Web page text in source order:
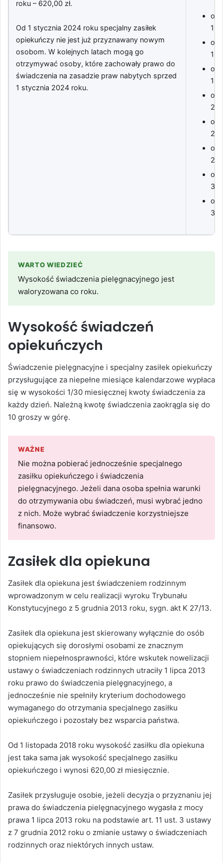
roku – 620,00 zł.
Od 1 stycznia 2024 roku specjalny zasiłek
opiekuńczy nie jest już przyznawany nowym
osobom. W kolejnych latach mogą go
otrzymywać osoby, które zachowały prawo do
świadczenia na zasadzie praw nabytych sprzed
1 stycznia 2024 roku.
od
od
od
od
od
od
od
od
WARTO WIEDZIEĆ
Wysokość świadczenia pielęgnacyjnego jest
waloryzowana co roku.
Wysokość świadczeń
opiekuńczych
Świadczenie pielęgnacyjne i specjalny zasiłek opiekuńczy
przysługujące za niepełne miesiące kalendarzowe wypłaca
się w wysokości 1/30 miesięcznej kwoty świadczenia za
każdy dzień. Należną kwotę świadczenia zaokrągla się do
10 groszy w górę.
WAŻNE
Nie można pobierać jednocześnie specjalnego
zasiłku opiekuńczego i świadczenia
pielęgnacyjnego. Jeżeli dana osoba spełnia warunki
do otrzymywania obu świadczeń, musi wybrać jedno
z nich. Może wybrać świadczenie korzystniejsze
finansowo.
Zasiłek dla opiekuna
Zasiłek dla opiekuna jest świadczeniem rodzinnym
wprowadzonym w celu realizacji wyroku Trybunału
Konstytucyjnego z 5 grudnia 2013 roku, sygn. akt K 27/13.
Zasiłek dla opiekuna jest skierowany wyłącznie do osób
opiekujących się dorosłymi osobami ze znacznym
stopniem niepełnosprawności, które wskutek nowelizacji
ustawy o świadczeniach rodzinnych utraciły 1 lipca 2013
roku prawo do świadczenia pielęgnacyjnego, a
jednocześnie nie spełniły kryterium dochodowego
wymaganego do otrzymania specjalnego zasiłku
opiekuńczego i pozostały bez wsparcia państwa.
Od 1 listopada 2018 roku wysokość zasiłku dla opiekuna
jest taka sama jak wysokość specjalnego zasiłku
opiekuńczego i wynosi 620,00 zł miesięcznie.
Zasiłek przysługuje osobie, jeżeli decyzja o przyznaniu jej
prawa do świadczenia pielęgnacyjnego wygasła z mocy
prawa 1 lipca 2013 roku na podstawie art. 11 ust. 3 ustawy
z 7 grudnia 2012 roku o zmianie ustawy o świadczeniach
rodzinnych oraz niektórych innych ustaw.